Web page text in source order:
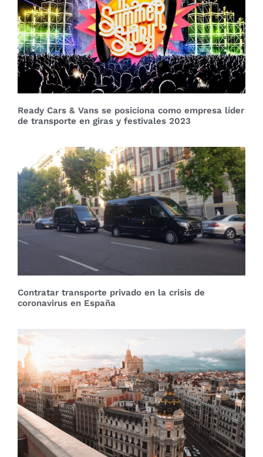
Ready Cars & Vans se posiciona como empresa líder
de transporte en giras y festivales 2023
Contratar transporte privado en la crisis de
coronavirus en España